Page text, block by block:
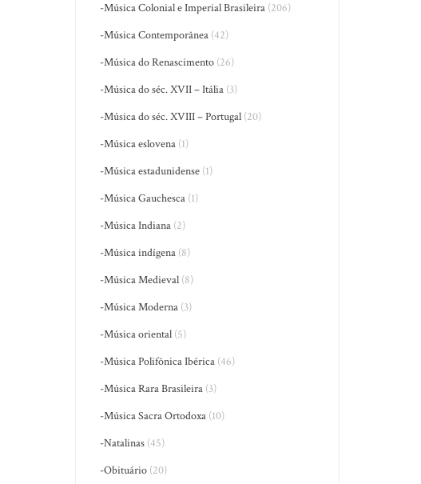
-Música Colonial e Imperial Brasileira (206)
-Música Contemporânea (42)
-Música do Renascimento (26)
-Música do séc. XVII – Itália (3)
-Música do séc. XVIII – Portugal (20)
-Música eslovena (1)
-Música estadunidense (1)
-Música Gauchesca (1)
-Música Indiana (2)
-Música indígena (8)
-Música Medieval (8)
-Música Moderna (3)
-Música oriental (5)
-Música Polifônica Ibérica (46)
-Música Rara Brasileira (3)
-Música Sacra Ortodoxa (10)
-Natalinas (45)
-Obituário (20)